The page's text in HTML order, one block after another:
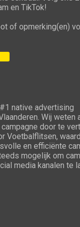
en TikTok!
of opmerking(en)
native advertising
Wij weten
door te
Voetbalflitsen,
en efficiënte
mogelijk om
media kanalen te